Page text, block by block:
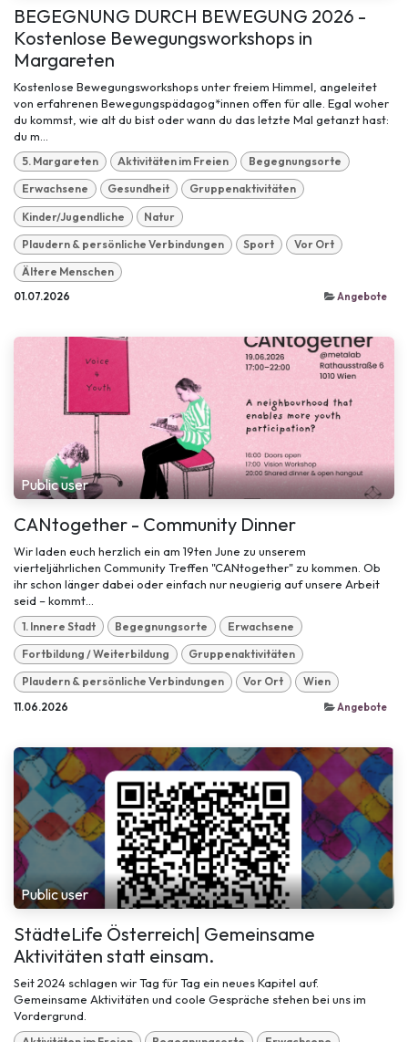
BEGEGNUNG DURCH BEWEGUNG 2026 -
Kostenlose Bewegungsworkshops in
Margareten
Kostenlose Bewegungsworkshops unter freiem Himmel, angeleitet
von erfahrenen Bewegungspädagog*innen offen für alle. Egal woher
du kommst, wie alt du bist oder wann du das letzte Mal getanzt hast:
du m...
5. Margareten Aktivitäten im Freien Begegnungsorte
Erwachsene Gesundheit Gruppenaktivitäten
Kinder/Jugendliche Natur
Plaudern & persönliche Verbindungen Sport Vor Ort
Ältere Menschen
01.07.2026 Angebote
Public user
CANtogether - Community Dinner
Wir laden euch herzlich ein am 19ten June zu unserem
vierteljährlichen Community Treffen "CANtogether" zu kommen. Ob
ihr schon länger dabei oder einfach nur neugierig auf unsere Arbeit
seid – kommt...
1. Innere Stadt Begegnungsorte Erwachsene
Fortbildung / Weiterbildung Gruppenaktivitäten
Plaudern & persönliche Verbindungen Vor Ort Wien
11.06.2026 Angebote
Public user
StädteLife Österreich| Gemeinsame
Aktivitäten statt einsam.
Seit 2024 schlagen wir Tag für Tag ein neues Kapitel auf.
Gemeinsame Aktivitäten und coole Gespräche stehen bei uns im
Vordergrund.